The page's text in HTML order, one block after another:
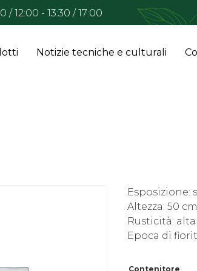
/ 12:00 - 13:30 / 17:00
Notizie tecniche e culturali
Esposizione:
Altezza: 50 cm
Rusticità: alta
Epoca di
Contenitore